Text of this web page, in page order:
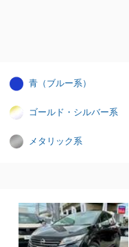
青（ブルー系）
ゴールド・シルバー系
メタリック系